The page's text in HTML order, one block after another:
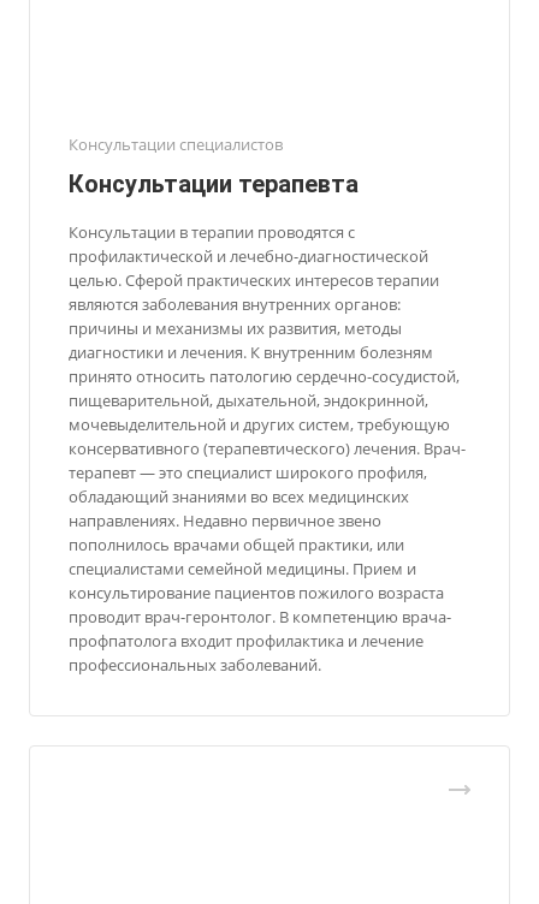
Консультации специалистов
Консультации терапевта
Консультации в терапии проводятся с
профилактической и лечебно-диагностической
целью. Сферой практических интересов терапии
являются заболевания внутренних органов:
причины и механизмы их развития, методы
диагностики и лечения. К внутренним болезням
принято относить патологию сердечно-сосудистой,
пищеварительной, дыхательной, эндокринной,
мочевыделительной и других систем, требующую
консервативного (терапевтического) лечения. Врач-
терапевт — это специалист широкого профиля,
обладающий знаниями во всех медицинских
направлениях. Недавно первичное звено
пополнилось врачами общей практики, или
специалистами семейной медицины. Прием и
консультирование пациентов пожилого возраста
проводит врач-геронтолог. В компетенцию врача-
профпатолога входит профилактика и лечение
профессиональных заболеваний.